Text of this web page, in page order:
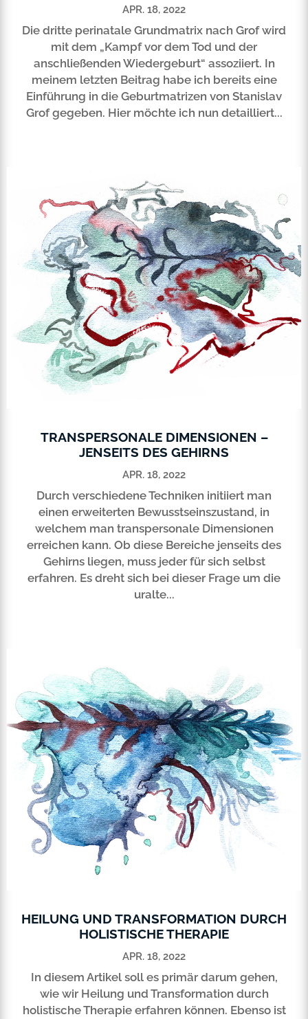
APR. 18, 2022
Die dritte perinatale Grundmatrix nach Grof wird
mit dem „Kampf vor dem Tod und der
anschließenden Wiedergeburt“ assoziiert. In
meinem letzten Beitrag habe ich bereits eine
Einführung in die Geburtmatrizen von Stanislav
Grof gegeben. Hier möchte ich nun detailliert...
TRANSPERSONALE DIMENSIONEN –
JENSEITS DES GEHIRNS
APR. 18, 2022
Durch verschiedene Techniken initiiert man
einen erweiterten Bewusstseinszustand, in
welchem man transpersonale Dimensionen
erreichen kann. Ob diese Bereiche jenseits des
Gehirns liegen, muss jeder für sich selbst
erfahren. Es dreht sich bei dieser Frage um die
uralte...
HEILUNG UND TRANSFORMATION DURCH
HOLISTISCHE THERAPIE
APR. 18, 2022
In diesem Artikel soll es primär darum gehen,
wie wir Heilung und Transformation durch
holistische Therapie erfahren können. Ebenso ist